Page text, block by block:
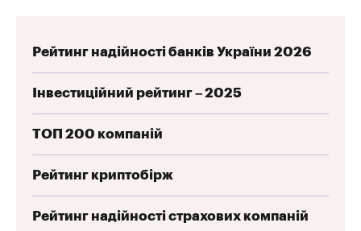
Рейтинг надійності банків України 2026
Інвестиційний рейтинг – 2025
ТОП 200 компаній
Рейтинг криптобірж
Рейтинг надійності страхових компаній